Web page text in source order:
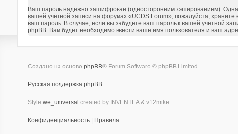
Ваш пароль надёжно зашифрован (односторонним хэшированием).
вашей учётной записи на форумах «UCDS Forum», пожалуйста, храните
ваш пароль. В случае, если вы забудете ваш пароль к вашей учётной
phpBB. Вам будет необходимо ввести ваше имя пользователя и ваш
Создано на основе phpBB® Forum Software © phpBB Limited
Русская поддержка phpBB
Style we_universal created by INVENTEA & v12mike
Конфиденциальность Правила